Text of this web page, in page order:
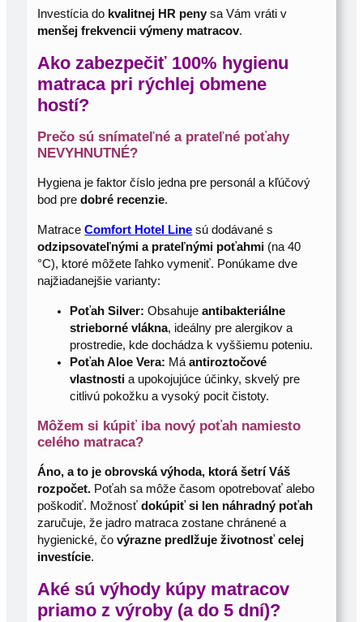
Investícia do kvalitnej HR peny sa Vám vráti v
menšej frekvencii výmeny matracov.
Ako zabezpečiť 100% hygienu
matraca pri rýchlej obmene
hostí?
Prečo sú snímateľné a prateľné poťahy
NEVYHNUTNÉ?
Hygiena je faktor číslo jedna pre personál a kľúčový
bod predobré recenzie.
MatraceComfort Hotel Line sú dodávané s
odzipsovateľnými a prateľnými poťahmi (na 40
°C), ktoré môžete ľahko vymeniť. Ponúkame dve
najžiadanejšie varianty:
Poťah Silver: Obsahujeantibakteriálne
strieborné vlákna, ideálny pre alergikov a
prostredie, kde dochádza k vyššiemu poteniu.
Poťah Aloe Vera: Máantiroztočové
vlastnosti a upokojujúce účinky, skvelý pre
citlivú pokožku a vysoký pocit čistoty.
Môžem si kúpiť iba nový poťah namiesto
celého matraca?
Áno, a to je obrovská výhoda, ktorá šetrí Váš
rozpočet. Poťah sa môže časom opotrebovať alebo
poškodiť. Možnosťdokúpiť si len náhradný poťah
zaručuje, že jadro matraca zostane chránené a
hygienické, čovýrazne predlžuje životnosť celej
investície.
Aké sú výhody kúpy matracov
priamo z výroby (a do 5 dní)?